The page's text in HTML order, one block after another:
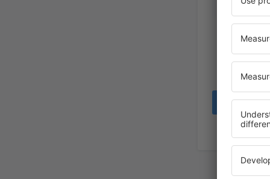
Poland,